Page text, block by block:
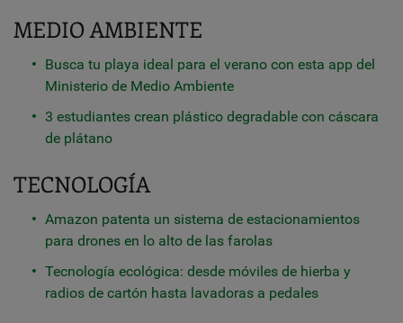
MEDIO AMBIENTE
Busca tu playa ideal para el verano con esta app del
Ministerio de Medio Ambiente
3 estudiantes crean plástico degradable con cáscara
de plátano
TECNOLOGÍA
Amazon patenta un sistema de estacionamientos
para drones en lo alto de las farolas
Tecnología ecológica: desde móviles de hierba y
radios de cartón hasta lavadoras a pedales